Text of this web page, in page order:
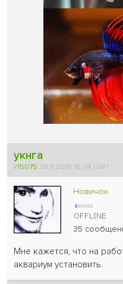
укнга
#15075 28.11.2018 15:04 GMT
Новичок
35
Мне кажется, что на
аквариум установить.